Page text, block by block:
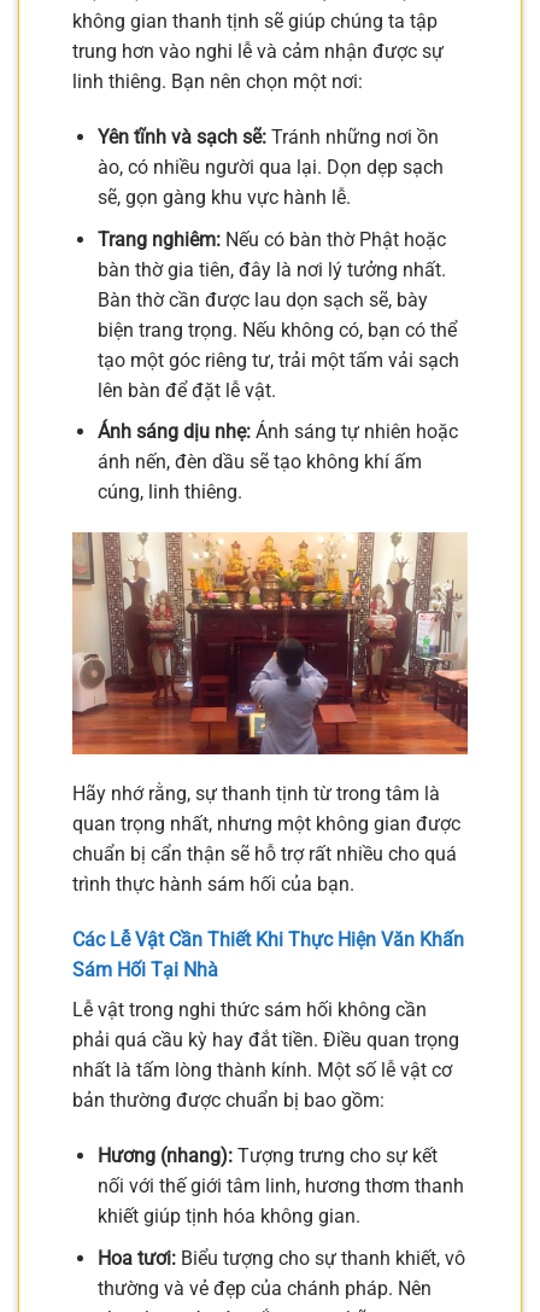
không gian thanh tịnh sẽ giúp chúng ta tập
trung hơn vào nghi lễ và cảm nhận được sự
linh thiêng. Bạn nên chọn một nơi:
Yên tĩnh và sạch sẽ:Tránh những nơi ồn
ào, có nhiều người qua lại. Dọn dẹp sạch
sẽ, gọn gàng khu vực hành lễ.
Trang nghiêm:Nếu có bàn thờ Phật hoặc
bàn thờ gia tiên, đây là nơi lý tưởng nhất.
Bàn thờ cần được lau dọn sạch sẽ, bày
biện trang trọng. Nếu không có, bạn có thể
tạo một góc riêng tư, trải một tấm vải sạch
lên bàn để đặt lễ vật.
Ánh sáng dịu nhẹ:Ánh sáng tự nhiên hoặc
ánh nến, đèn dầu sẽ tạo không khí ấm
cúng, linh thiêng.
Hãy nhớ rằng, sự thanh tịnh từ trong tâm là
quan trọng nhất, nhưng một không gian được
chuẩn bị cẩn thận sẽ hỗ trợ rất nhiều cho quá
trình thực hành sám hối của bạn.
Các Lễ Vật Cần Thiết Khi Thực Hiện Văn Khấn
Sám Hối Tại Nhà
Lễ vật trong nghi thức sám hối không cần
phải quá cầu kỳ hay đắt tiền. Điều quan trọng
nhất là tấm lòng thành kính. Một số lễ vật cơ
bản thường được chuẩn bị bao gồm:
Hương (nhang):Tượng trưng cho sự kết
nối với thế giới tâm linh, hương thơm thanh
khiết giúp tịnh hóa không gian.
Hoa tươi:Biểu tượng cho sự thanh khiết, vô
thường và vẻ đẹp của chánh pháp. Nên